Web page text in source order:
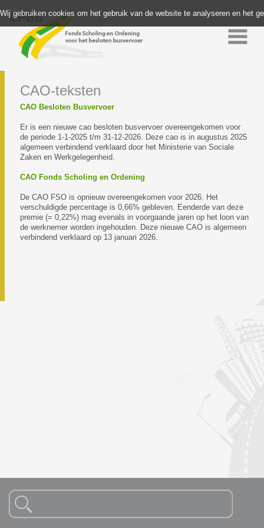
Wij gebruiken cookies om het gebruik van de website te analyseren en het
CAO-teksten
CAO Besloten Busvervoer
Er is een nieuwe cao besloten busvervoer overeengekomen voor
de periode 1-1-2025 t/m 31-12-2026. Deze cao is in augustus 2025
algemeen verbindend verklaard door het Ministerie van Sociale
Zaken en Werkgelegenheid.
CAO Fonds Scholing en Ordening
De CAO FSO is opnieuw overeengekomen voor 2026. Het
verschuldigde percentage is 0,66% gebleven. Eenderde van deze
premie (= 0,22%) mag evenals in voorgaande jaren op het loon van
de werknemer worden ingehouden. Deze nieuwe CAO is algemeen
verbindend verklaard op 13 januari 2026.